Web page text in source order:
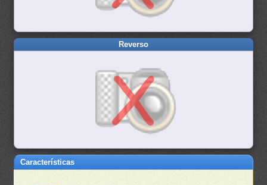
Reverso
Características